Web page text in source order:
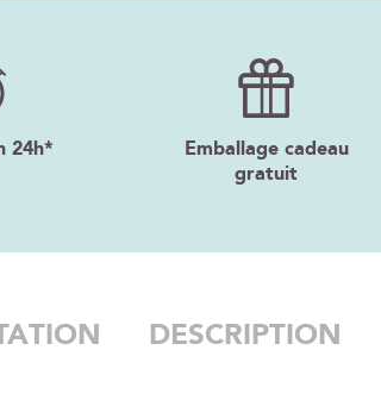
24h*
Emballage cadeau
gratuit
DESCRIPTION